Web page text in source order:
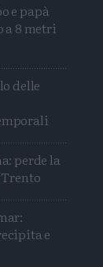
Mail
e papà
a 8 metri
delle
perde la
e